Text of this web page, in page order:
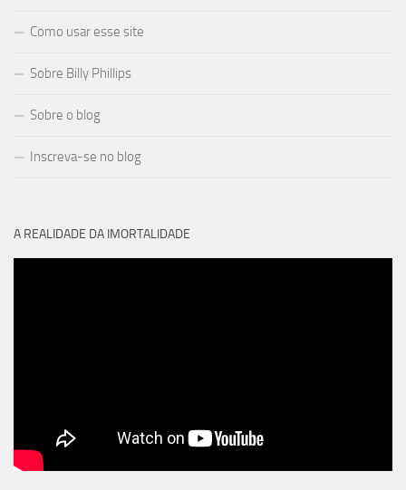
Como usar esse site
Sobre Billy Phillips
Sobre o blog
Inscreva-se no blog
A REALIDADE DA IMORTALIDADE